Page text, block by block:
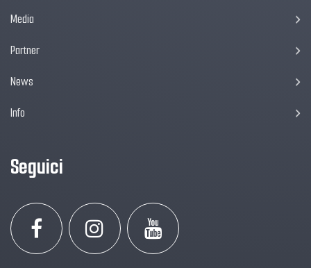
Media
Partner
News
Info
Seguici